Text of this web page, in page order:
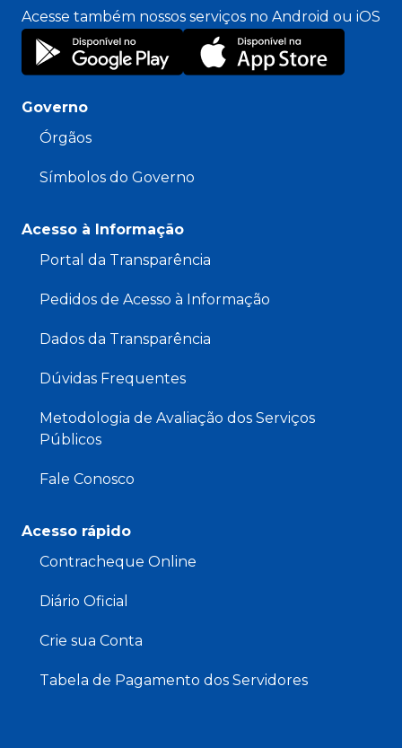
Acesse também nossos serviços no Android ou iOS
Governo
Órgãos
Símbolos do Governo
Acesso à Informação
Portal da Transparência
Pedidos de Acesso à Informação
Dados da Transparência
Dúvidas Frequentes
Metodologia de Avaliação dos Serviços
Públicos
Fale Conosco
Acesso rápido
Contracheque Online
Diário Oficial
Crie sua Conta
Tabela de Pagamento dos Servidores